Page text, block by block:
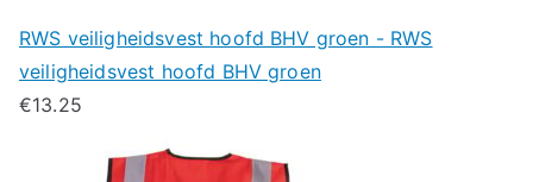
RWS veiligheidsvest hoofd BHV groen - RWS
veiligheidsvest hoofd BHV groen
€13.25